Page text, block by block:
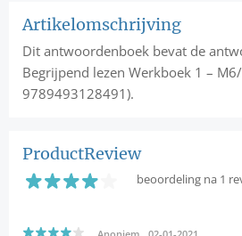
Artikelomschrijving
Dit antwoordenboek bevat de
Begrijpend lezen Werkboek 1 –
9789493128491).
ProductReview
beoordeling na 1